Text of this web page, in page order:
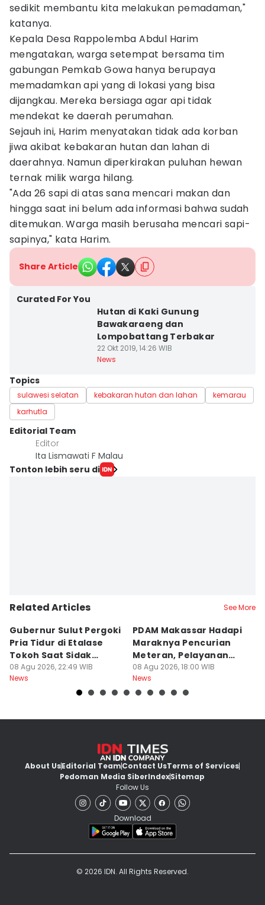
sedikit membantu kita melakukan pemadaman,"
katanya.
Kepala Desa Rappolemba Abdul Harim
mengatakan, warga setempat bersama tim
gabungan Pemkab Gowa hanya berupaya
memadamkan api yang di lokasi yang bisa
dijangkau. Mereka bersiaga agar api tidak
mendekat ke daerah perumahan.
Sejauh ini, Harim menyatakan tidak ada korban
jiwa akibat kebakaran hutan dan lahan di
daerahnya. Namun diperkirakan puluhan hewan
ternak milik warga hilang.
"Ada 26 sapi di atas sana mencari makan dan
hingga saat ini belum ada informasi bahwa sudah
ditemukan. Warga masih berusaha mencari sapi-
sapinya," kata Harim.
Share Article
Curated For You
Hutan di Kaki Gunung
Bawakaraeng dan
Lompobattang Terbakar
22 Okt 2019, 14:26 WIB
News
Topics
sulawesi selatan kebakaran hutan dan lahan
kemarau
karhutla
Editorial Team
Editor
Ita Lismawati F Malau
Tonton lebih seru di
Related Articles See More
Gubernur Sulut Pergoki
Pria Tidur di Etalase
Tokoh Saat Sidak
Gedung
08 Agu 2026, 22:49 WIB
News
PDAM Makassar Hadapi
Maraknya Pencurian
Meteran, Pelayanan
Ikut Terdampak
08 Agu 2026, 18:00 WIB
News
About UsEditorial TeamContact UsTerms of Services
Pedoman Media SiberIndexSitemap
Follow Us
Download
© 2026 IDN. All Rights Reserved.